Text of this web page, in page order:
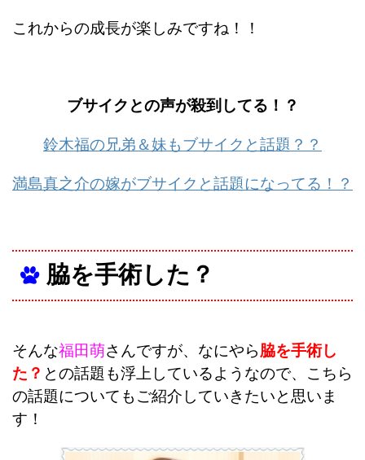
これからの成長が楽しみですね！！
ブサイクとの声が殺到してる！？
鈴木福の兄弟＆妹もブサイクと話題？？
満島真之介の嫁がブサイクと話題になってる！？
脇を手術した？
そんな福田萌さんですが、なにやら脇を手術し
た？ との話題も浮上しているようなので、こちら
の話題についてもご紹介していきたいと思いま
す！